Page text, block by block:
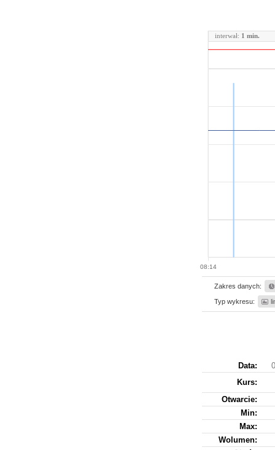
08:14
interwał: 1 min.
Zakres danych:
Typ wykresu:
Data:
Kurs:
Otwarcie:
Min:
Max:
Wolumen: